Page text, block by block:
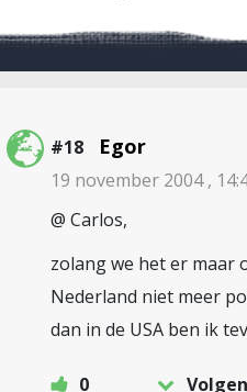
#18 Egor
19 november 2004 ,
@ Carlos,
zolang we het er maar
Nederland niet meer
dan in de USA ben ik
0